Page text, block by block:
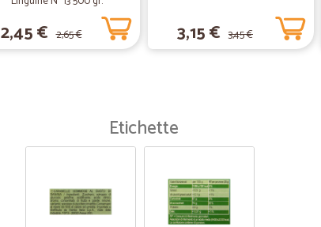
O timido prodotti e
O timido prodotti e spedizioni
Servizio eccellente
ottimi venditori con merce
2,45 € 2,65 € 3,15 € 3,45 €
Etichette